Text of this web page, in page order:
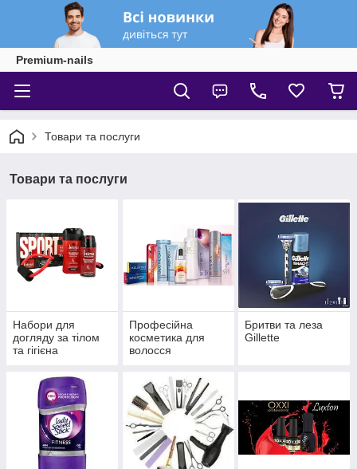
Premium-nails
Товари та послуги
Товари та послуги
Набори для
догляду за тілом
та гігієна
Професійна
косметика для
волосся
Бритви та леза
Gillette